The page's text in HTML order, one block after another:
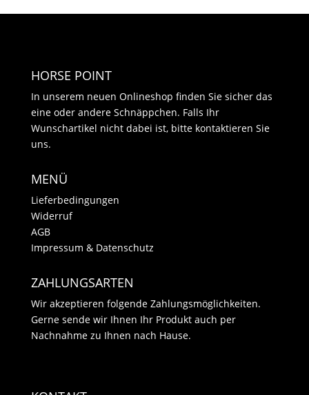
HORSE POINT
In unserem neuen Onlineshop finden Sie sicher das
eine oder andere Schnäppchen. Falls Ihr
Wunschartikel nicht dabei ist, bitte kontaktieren Sie
uns.
MENÜ
Lieferbedingungen
Widerruf
AGB
Impressum & Datenschutz
ZAHLUNGSARTEN
Wir akzeptieren folgende Zahlungsmöglichkeiten.
Gerne sende wir Ihnen Ihr Produkt auch per
Nachnahme zu Ihnen nach Hause.